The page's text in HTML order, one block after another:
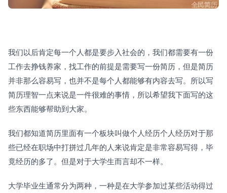
我们以后肯定每一个人都是要步入社会的，我们都需要有一份
工作去挣钱养家，找工作的前提是需要写一份简历，但是简历
并非那么容易写，也并不是每个人都能够有内容去写。所以写
简历理智一点来说是一件很难的事情，所以希望我下面写的这
些东西能够帮助到大家。
我们都知道简历里面有一个板块叫做个人经历个人经历对于那
些已经在职场中打拼过几年的人来说肯定是非常容易写得，毕
竟经历的多了。但是对于大学生而言却不一样。
大学毕业生通常分为两种，一种是在大学参加过某些活动得过